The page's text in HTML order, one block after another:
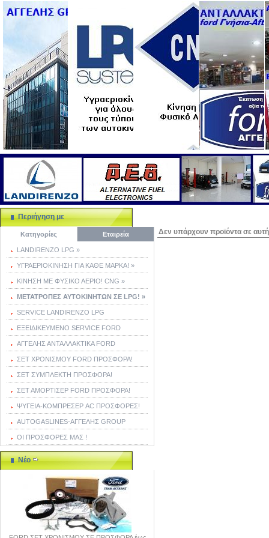
Περιήγηση με
Κατηγορίες Εταιρεία
LANDIRENZO LPG »
ΥΓΡΑΕΡΙΟΚΙΝΗΣΗ ΓΙΑ ΚΑΘΕ ΜΑΡΚΑ! »
ΚΙΝΗΣΗ ΜΕ ΦΥΣΙΚΟ ΑΕΡΙΟ! CNG »
ΜΕΤΑΤΡΟΠΕΣ ΑΥΤΟΚΙΝΗΤΩΝ ΣΕ LPG! »
SERVICE LANDIRENZO LPG
ΕΞΕΙΔΙΚΕΥΜΕΝΟ SERVICE FORD
ΑΓΓΕΛΗΣ ΑΝΤΑΛΛΑΚΤΙΚΑ FORD
ΣΕΤ ΧΡΟΝΙΣΜΟΥ FORD ΠΡΟΣΦΟΡΑ!
ΣΕΤ ΣΥΜΠΛΕΚΤΗ ΠΡΟΣΦΟΡΑ!
ΣΕΤ ΑΜΟΡΤΙΣΕΡ FORD ΠΡΟΣΦΟΡΑ!
ΨΥΓΕΙΑ-ΚΟΜΠΡΕΣΕΡ AC ΠΡΟΣΦΟΡΕΣ!
AUTOGASLINES-ΑΓΓΕΛΗΣ GROUP
ΟΙ ΠΡΟΣΦΟΡΕΣ ΜΑΣ !
Νέο
Δεν υπάρχουν προϊόντα σε αυτή